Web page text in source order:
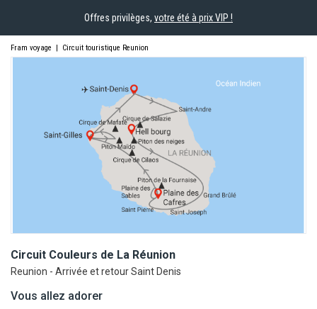
Offres privilèges, votre été à prix VIP !
Fram voyage | Circuit touristique Reunion
Circuit Couleurs de La Réunion
Reunion - Arrivée et retour Saint Denis
Vous allez adorer